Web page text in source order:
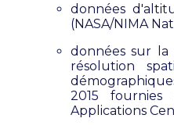
données
(NASA/NIMA
données sur
résolution
2015
Applications